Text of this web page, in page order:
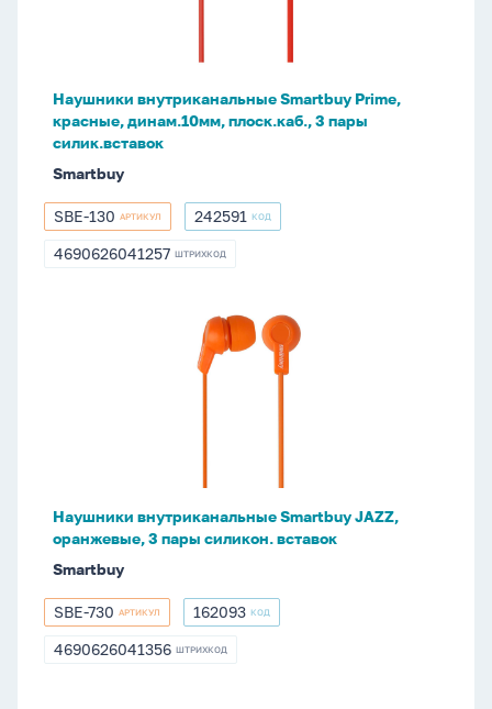
пары
силик.вставок
Наушники внутриканальные Smartbuy Prime,
красные, динам.10мм, плоск.каб., 3 пары
силик.вставок
Smartbuy
SBE-
130
SBE-130 АРТИКУЛ 242591
242591 КОД
4690626041257
4690626041257 ШТРИХКОД
внутриканальные
вставок
Наушники внутриканальные Smartbuy JAZZ,
оранжевые, 3 пары силикон. вставок
Smartbuy
SBE-
730
SBE-730 АРТИКУЛ 162093
162093 КОД
4690626041356
4690626041356 ШТРИХКОД